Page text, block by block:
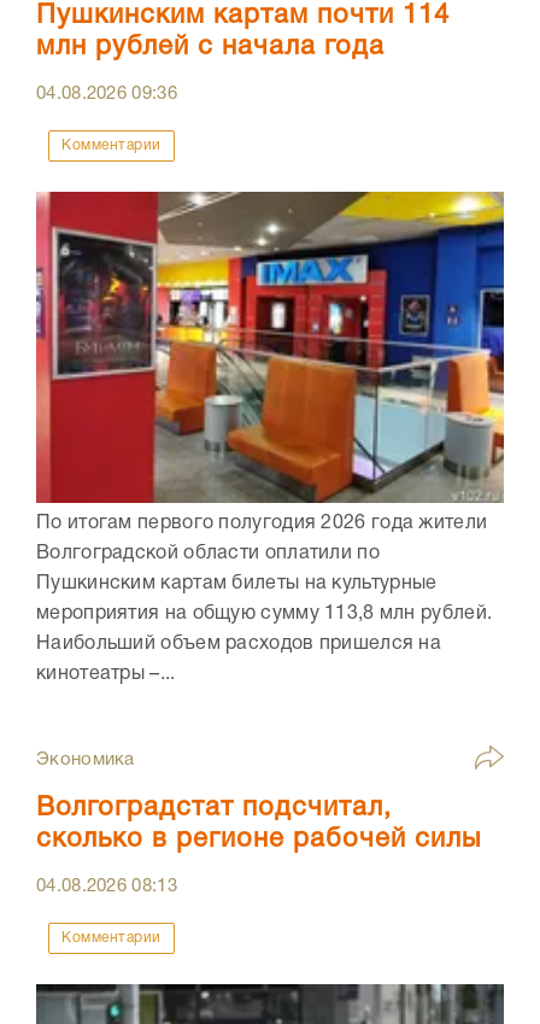
Пушкинским картам почти 114
млн рублей с начала года
04.08.202609:36
Комментарии
По итогам первого полугодия 2026 года жители
Волгоградской области оплатили по
Пушкинским картам билеты на культурные
мероприятия на общую сумму 113,8 млн рублей.
Наибольший объем расходов пришелся на
кинотеатры –...
Экономика
Волгоградстат подсчитал,
сколько в регионе рабочей силы
04.08.202608:13
Комментарии